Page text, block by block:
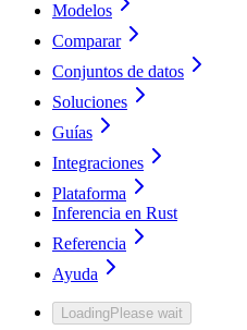
Modelos
Comparar
Conjuntos de datos
Soluciones
Guías
Integraciones
Plataforma
Inferencia en Rust
Referencia
Ayuda
LoadingPlease wait